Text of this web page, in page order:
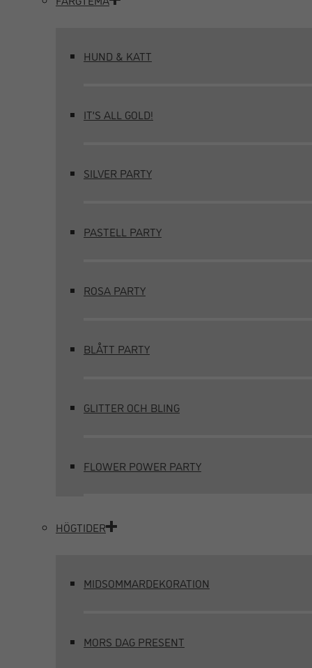
HUND & KATT
IT’S ALL GOLD!
SILVER PARTY
PASTELL PARTY
ROSA PARTY
BLÅTT PARTY
GLITTER OCH BLING
FLOWER POWER PARTY
HÖGTIDER
MIDSOMMARDEKORATION
MORS DAG PRESENT